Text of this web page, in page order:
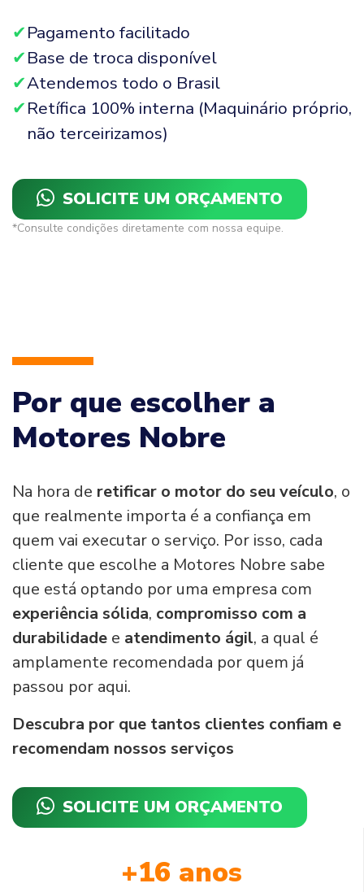
Pagamento facilitado
Base de troca disponível
Atendemos todo o Brasil
Retífica 100% interna (Maquinário próprio,
não terceirizamos)
SOLICITE UM ORÇAMENTO
*Consulte condições diretamente com nossa equipe.
Por que escolher a
Motores Nobre
Na hora de retificar o motor do seu veículo, o
que realmente importa é a confiança em
quem vai executar o serviço. Por isso, cada
cliente que escolhe a Motores Nobre sabe
que está optando por uma empresa com
experiência sólida, compromisso com a
durabilidade e atendimento ágil, a qual é
amplamente recomendada por quem já
passou por aqui.
Descubra por que tantos clientes confiam e
recomendam nossos serviços
SOLICITE UM ORÇAMENTO
+16 anos